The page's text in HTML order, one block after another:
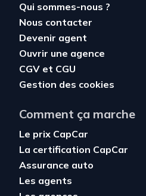
Qui sommes-nous ?
Nous contacter
Devenir agent
Ouvrir une agence
CGV et CGU
Gestion des cookies
Comment ça marche
Le prix CapCar
La certification CapCar
Assurance auto
Les agents